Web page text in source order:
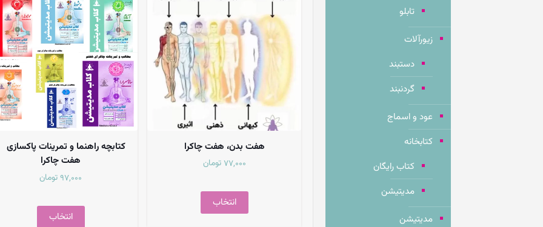
هفت بدن، هفت چاکرا
77,000تومان
انتخاب
کتابچه راهنما و تمرینات پاکسازی
هفت چاکرا
97,000تومان
انتخاب
تابلو
زیورآلات
دستبند
گردنبند
عود و اسماج
کتابخانه
کتاب رایگان
مدیتیشن
مدیتیشن